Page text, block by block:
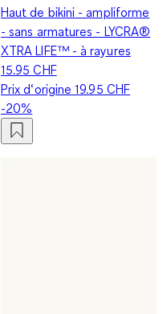
Haut de bikini - ampliforme
- sans armatures - LYCRA®
XTRA LIFE™ - à rayures
15.95 CHF
Prix d‘origine19.95 CHF
-20%